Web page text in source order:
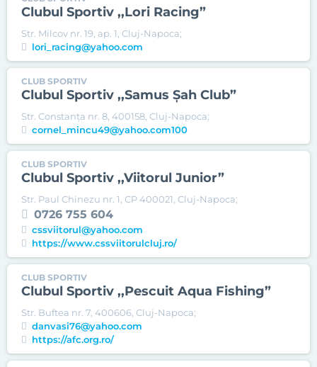
Clubul Sportiv ,,Lori Racing”
Str. Milcov nr. 19, ap. 1, Cluj-Napoca;
lori_racing@yahoo.com
CLUB SPORTIV
Clubul Sportiv ,,Samus Şah Club”
Str. Constanţa nr. 8, 400158, Cluj-Napoca;
cornel_mincu49@yahoo.com100
CLUB SPORTIV
Clubul Sportiv ,,Viitorul Junior”
Str. Paul Chinezu nr. 1, CP 400021, Cluj-Napoca;
0726 755 604
cssviitorul@yahoo.com
https://www.cssviitorulcluj.ro/
CLUB SPORTIV
Clubul Sportiv ,,Pescuit Aqua Fishing”
Str. Buftea nr. 7, 400606, Cluj-Napoca;
danvasi76@yahoo.com
https://afc.org.ro/